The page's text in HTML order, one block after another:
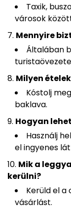
Taxik,
városok
Mennyire
Általában
Milyen
Kóstolj
baklava.
Hogyan
Használj
el ingyenes
Mik a
kerülni?
Kerüld el a
vásárlást.